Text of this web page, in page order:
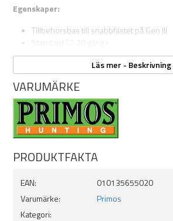
Egenskaper:
Tillbehörsbas till snabbfästet på Gen III
Glöm ej att låsa snabbfästet med den
Läs mer - Beskrivning
VARUMÄRKE
PRODUKTFAKTA
EAN:
010135655020
Varumärke:
Primos
Kategori: